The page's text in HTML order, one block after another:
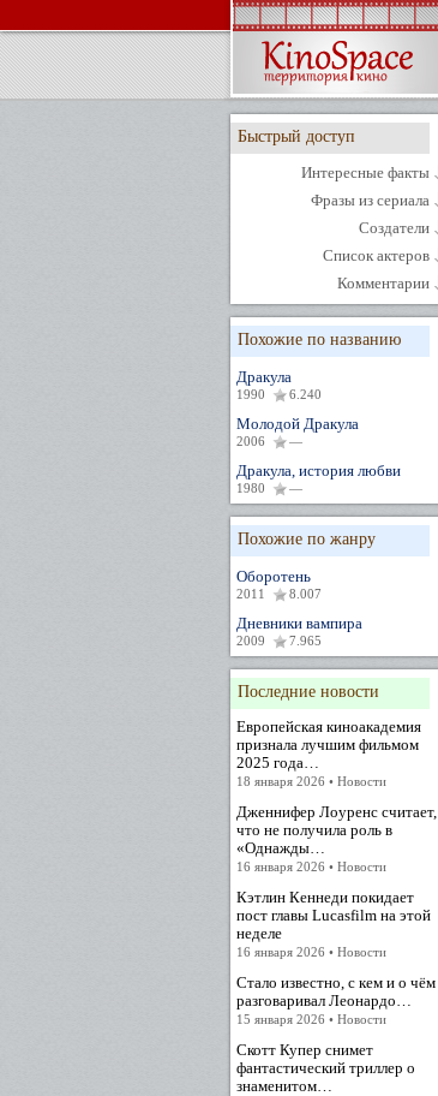
Быстрый доступ
Интересные факты
Фразы из сериала
Создатели
Список актеров
Комментарии
Похожие по названию
Дракула
1990 6.240
Молодой Дракула
2006 —
Дракула, история любви
1980 —
Похожие по жанру
Оборотень
2011 8.007
Дневники вампира
2009 7.965
Последние новости
Европейская киноакадемия
признала лучшим фильмом
2025 года…
18 января 2026 • Новости
Дженнифер Лоуренс считает,
что не получила роль в
«Однажды…
16 января 2026 • Новости
Кэтлин Кеннеди покидает
пост главы Lucasfilm на этой
неделе
16 января 2026 • Новости
Стало известно, с кем и о чём
разговаривал Леонардо…
15 января 2026 • Новости
Скотт Купер снимет
фантастический триллер о
знаменитом…